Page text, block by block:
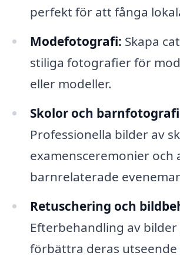
perfekt för att fånga
Modefotografi: Skapa
stiliga fotografier för
eller modeller.
Skolor och
Professionella bilder av
examensceremonier och
barnrelaterade
Retuschering och
Efterbehandling av
förbättra deras utseende